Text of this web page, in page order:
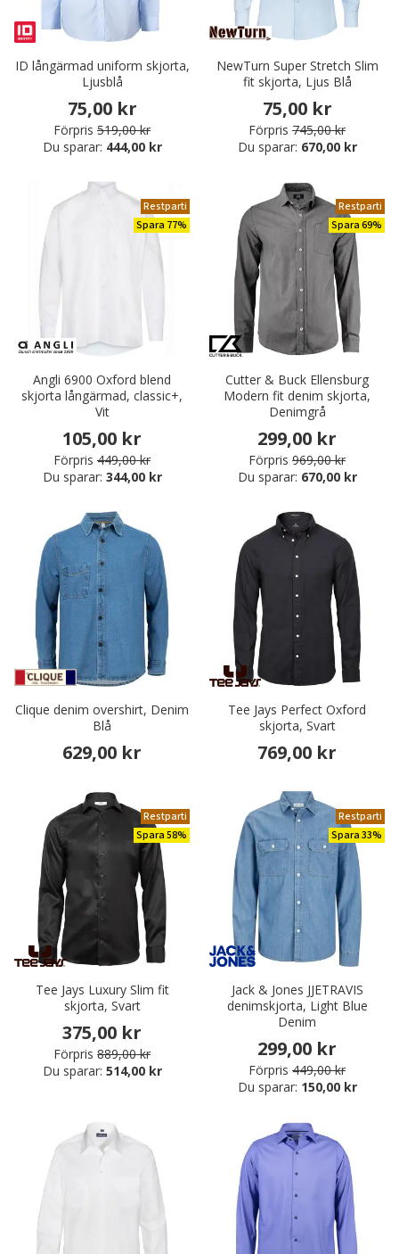
ID långärmad uniform skjorta,
Ljusblå
75,00 kr
Förpris 519,00 kr
Du sparar: 444,00 kr
NewTurn Super Stretch Slim
fit skjorta, Ljus Blå
75,00 kr
Förpris 745,00 kr
Du sparar: 670,00 kr
Restparti
Spara 77%
Angli 6900 Oxford blend
skjorta långärmad, classic+,
Vit
105,00 kr
Förpris 449,00 kr
Du sparar: 344,00 kr
Restparti
Spara 69%
Cutter & Buck Ellensburg
Modern fit denim skjorta,
Denimgrå
299,00 kr
Förpris 969,00 kr
Du sparar: 670,00 kr
Clique denim overshirt, Denim
Blå
629,00 kr
Tee Jays Perfect Oxford
skjorta, Svart
769,00 kr
Restparti
Spara 58%
Tee Jays Luxury Slim fit
skjorta, Svart
375,00 kr
Förpris 889,00 kr
Du sparar: 514,00 kr
Restparti
Spara 33%
Jack & Jones JJETRAVIS
denimskjorta, Light Blue
Denim
299,00 kr
Förpris 449,00 kr
Du sparar: 150,00 kr